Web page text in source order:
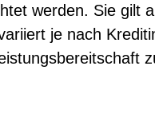
werden. Sie gilt
je nach